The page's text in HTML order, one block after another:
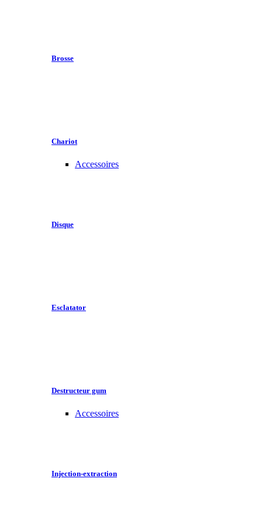
Brosse
Chariot
Accessoires
Disque
Esclatator
Destructeur gum
Accessoires
Injection-extraction